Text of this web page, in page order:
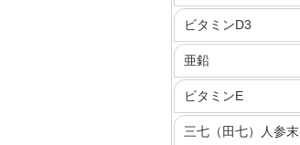
ビタミンD3
亜鉛
ビタミンE
三七（田七）人参末